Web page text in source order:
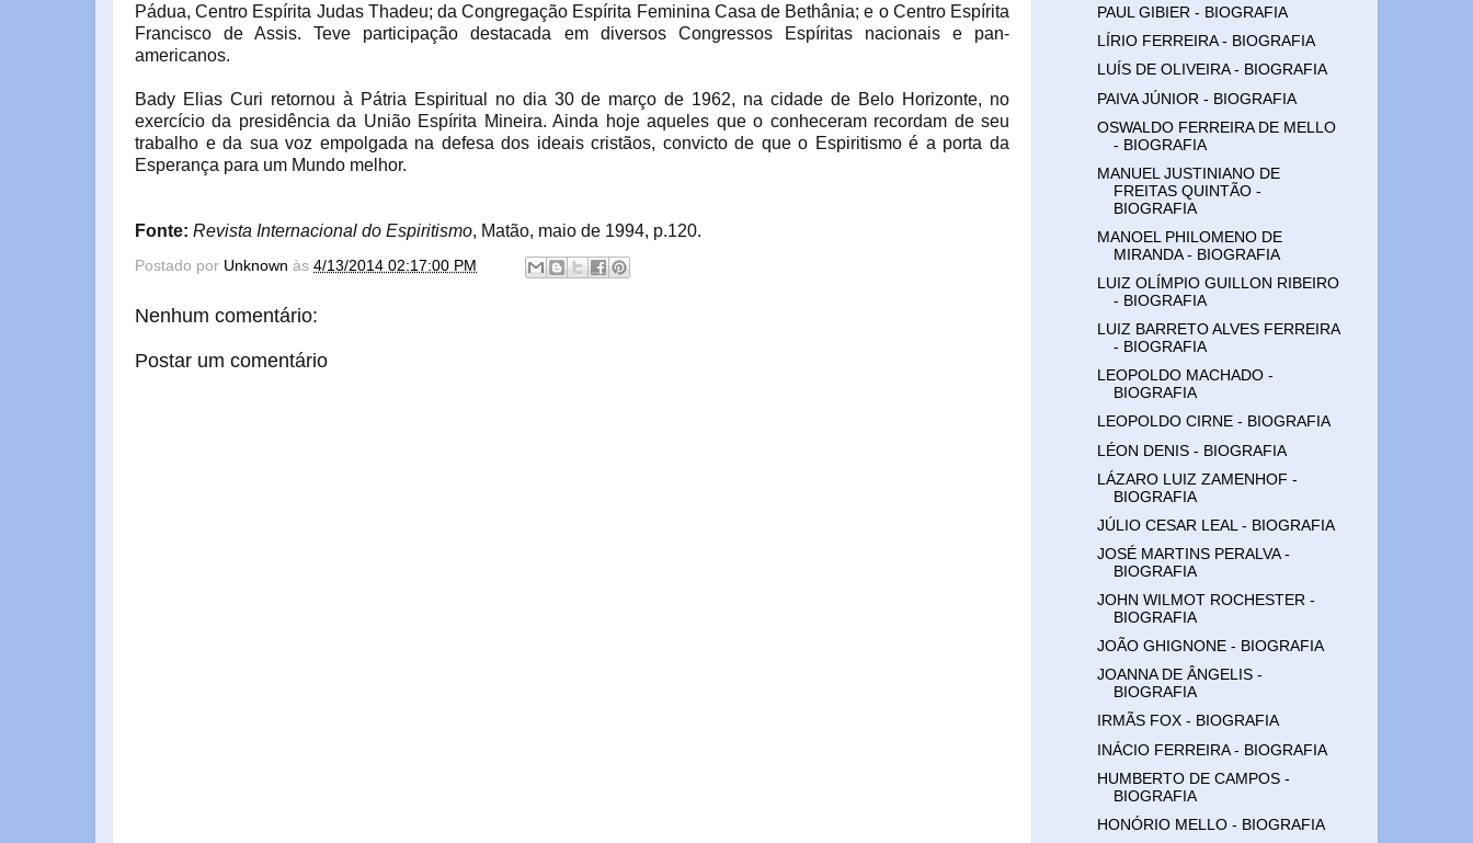
Pádua, Centro Espírita Judas Thadeu; da Congregação Espírita Feminina Casa de Bethânia; e o Centro Espírita
Francisco de Assis. Teve participação destacada em diversos Congressos Espíritas nacionais e pan-
americanos.
Bady Elias Curi retornou à Pátria Espiritual no dia 30 de março de 1962, na cidade de Belo Horizonte, no
exercício da presidência da União Espírita Mineira. Ainda hoje aqueles que o conheceram recordam de seu
trabalho e da sua voz empolgada na defesa dos ideais cristãos, convicto de que o Espiritismo é a porta da
Esperança para um Mundo melhor.
Fonte: Revista Internacional do Espiritismo, Matão, maio de 1994, p.120.
Postado por Unknown às 4/13/2014 02:17:00 PM
Nenhum comentário:
Postar um comentário
PAUL GIBIER - BIOGRAFIA
LÍRIO FERREIRA - BIOGRAFIA
LUÍS DE OLIVEIRA - BIOGRAFIA
PAIVA JÚNIOR - BIOGRAFIA
OSWALDO FERREIRA DE MELLO
- BIOGRAFIA
MANUEL JUSTINIANO DE
FREITAS QUINTÃO -
BIOGRAFIA
MANOEL PHILOMENO DE
MIRANDA - BIOGRAFIA
LUIZ OLÍMPIO GUILLON RIBEIRO
- BIOGRAFIA
LUIZ BARRETO ALVES FERREIRA
- BIOGRAFIA
LEOPOLDO MACHADO -
BIOGRAFIA
LEOPOLDO CIRNE - BIOGRAFIA
LÉON DENIS - BIOGRAFIA
LÁZARO LUIZ ZAMENHOF -
BIOGRAFIA
JÚLIO CESAR LEAL - BIOGRAFIA
JOSÉ MARTINS PERALVA -
BIOGRAFIA
JOHN WILMOT ROCHESTER -
BIOGRAFIA
JOÃO GHIGNONE - BIOGRAFIA
JOANNA DE ÂNGELIS -
BIOGRAFIA
IRMÃS FOX - BIOGRAFIA
INÁCIO FERREIRA - BIOGRAFIA
HUMBERTO DE CAMPOS -
BIOGRAFIA
HONÓRIO MELLO - BIOGRAFIA